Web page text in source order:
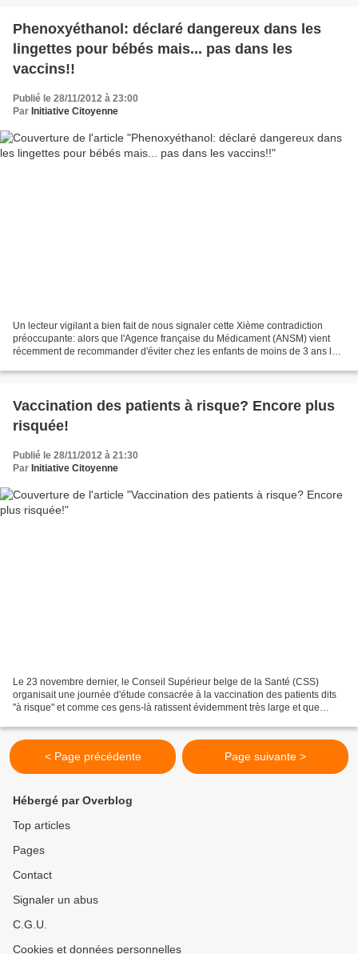
Phenoxyéthanol: déclaré dangereux dans les
lingettes pour bébés mais... pas dans les
vaccins!!
Publié le 28/11/2012 à 23:00
Par Initiative Citoyenne
Un lecteur vigilant a bien fait de nous signaler cette Xième contradiction
préoccupante: alors que l'Agence française du Médicament (ANSM) vient
récemment de recommander d'éviter chez les enfants de moins de 3 ans les
Vaccination des patients à risque? Encore plus
risquée!
Publié le 28/11/2012 à 21:30
Par Initiative Citoyenne
Le 23 novembre dernier, le Conseil Supérieur belge de la Santé (CSS)
organisait une journée d'étude consacrée à la vaccination des patients dits
"à risque" et comme ces gens-là ratissent évidemment très large et que
< Page précédente Page suivante >
Hébergé par Overblog
Top articles
Pages
Contact
Signaler un abus
C.G.U.
Cookies et données personnelles